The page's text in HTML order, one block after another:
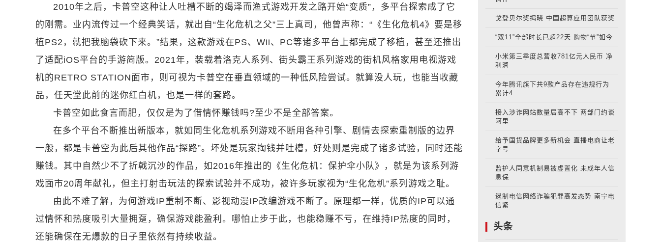
2010年之后，卡普空这种让人吐槽不断的竭泽而渔式游戏开发之路开始“变质”，多平台探索成了它
的刚需。业内流传过一个经典笑话，就出自“生化危机之父”三上真司，他曾声称：“《生化危机4》要是移
植PS2，就把我脑袋砍下来。”结果，这款游戏在PS、Wii、PC等诸多平台上都完成了移植，甚至还推出
了适配iOS平台的手游简版。2021年，装载着洛克人系列、街头霸王系列游戏的街机风格家用电视游戏
机的RETRO STATION面市，则可视为卡普空在垂直领域的一种低风险尝试。就算没人玩，也能当收藏
品，任天堂此前的迷你红白机，也是一样的套路。
卡普空如此食言而肥，仅仅是为了借情怀赚钱吗?至少不是全部答案。
在多个平台不断推出新版本，就如同生化危机系列游戏不断用各种引擎、剧情去探索重制版的边界
一般，都是卡普空为此后其他作品“探路”。坏处是玩家掏钱并吐槽，好处则是完成了诸多试验，同时还能
赚钱。其中自然少不了折戟沉沙的作品，如2016年推出的《生化危机：保护伞小队》，就是为该系列游
戏面市20周年献礼，但主打射击玩法的探索试验并不成功，被许多玩家视为“生化危机”系列游戏之耻。
由此不难了解，为何游戏IP重制不断、影视动漫IP改编游戏不断了。原理都一样，优质的IP可以通
过情怀和热度吸引大量拥趸，确保游戏能盈利。哪怕止步于此，也能稳赚不亏，在维持IP热度的同时，
还能确保在无爆款的日子里依然有持续收益。
戈登贝尔奖揭晓 中国超算应用团队获奖
“双11”全部时长已超22天 购物“节”如今
小米第三季度总营收781亿元人民币 净
利润
今年腾讯旗下共9款产品存在违规行为
累计4
接入涉诈网站数量居高不下 两部门约谈
阿里
给予国货品牌更多新机会 直播电商让老
字号
监护人同意机制易被虚置化 未成年人信
息保
遏制电信网络诈骗犯罪高发态势 南宁电
信紧
头条